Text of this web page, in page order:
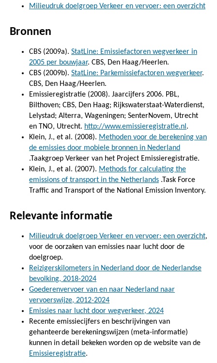
Milieudruk doelgroep Verkeer en vervoer: een overzicht
Bronnen
CBS (2009a). StatLine: Emissiefactoren wegverkeer in
2005 per bouwjaar. CBS, Den Haag/Heerlen.
CBS (2009b). StatLine: Parkemissiefactoren wegverkeer.
CBS, Den Haag/Heerlen.
Emissieregistratie (2008). Jaarcijfers 2006. PBL,
Bilthoven; CBS, Den Haag; Rijkswaterstaat-Waterdienst,
Lelystad; Alterra, Wageningen; SenterNovem, Utrecht
en TNO, Utrecht. http://www.emissieregistratie.nl .
Klein, J., et al. (2008). Methoden voor de berekening van
de emissies door mobiele bronnen in Nederland
.Taakgroep Verkeer van het Project Emissieregistratie.
Klein, J., et al. (2007). Methods for calculating the
emissions of transport in the Netherlands .Task Force
Traffic and Transport of the National Emission Inventory.
Relevante informatie
Milieudruk doelgroep Verkeer en vervoer: een overzicht,
voor de oorzaken van emissies naar lucht door de
doelgroep.
Reizigerskilometers in Nederland door de Nederlandse
bevolking, 2018-2024
Goederenvervoer van en naar Nederland naar
vervoerswijze, 2012-2024
Emissies naar lucht door wegverkeer, 2024
Recente emissiecijfers en beschrijvingen van
gehanteerde berekeningswijzen (meta-informatie)
kunnen in detail bekeken worden op de website van de
Emissieregistratie.